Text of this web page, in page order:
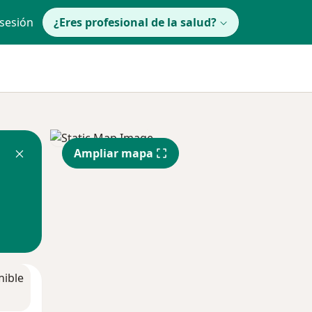
¿Eres profesional de la salud?
Ampliar mapa